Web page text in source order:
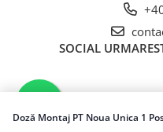
SOCIAL
©Copyright Sonitech SRL 2026